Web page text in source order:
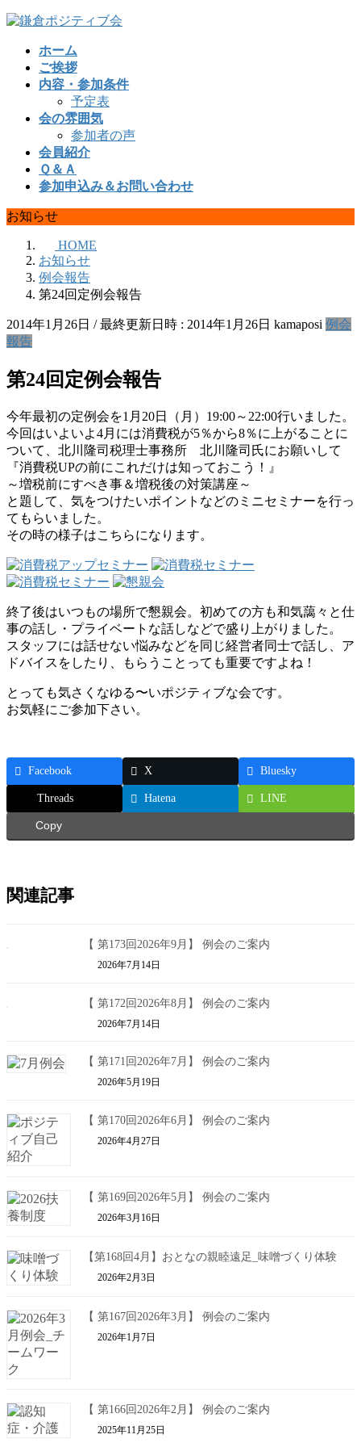
コ
ナ
ホーム
ご挨拶
内容・参加条件
予定表
会の雰囲気
参加者の声
会員紹介
Ｑ＆Ａ
参加申込み＆お問い合わせ
お知らせ
HOME
お知らせ
例会報告
第24回定例会報告
2014年1月26日 / 最終更新日時 : 2014年1月26日 kamaposi 例会
報告
第24回定例会報告
今年最初の定例会を1月20日（月）19:00～22:00行いました。
今回はいよいよ4月には消費税が5％から8％に上がることに
ついて、北川隆司税理士事務所 北川隆司氏にお願いして
『消費税UPの前にこれだけは知っておこう！』
～増税前にすべき事＆増税後の対策講座～
と題して、気をつけたいポイントなどのミニセミナーを行っ
てもらいました。
その時の様子はこちらになります。
終了後はいつもの場所で懇親会。初めての方も和気藹々と仕
事の話し・プライベートな話しなどで盛り上がりました。
スタッフには話せない悩みなどを同じ経営者同士で話し、ア
ドバイスをしたり、もらうことっても重要ですよね！
とっても気さくなゆる〜いポジティブな会です。
お気軽にご参加下さい。
Facebook X Bluesky
Threads Hatena LINE
Copy
関連記事
【 第173回2026年9月】 例会のご案内
2026年7月14日
【 第172回2026年8月】 例会のご案内
2026年7月14日
【 第171回2026年7月】 例会のご案内
2026年5月19日
【 第170回2026年6月】 例会のご案内
2026年4月27日
【 第169回2026年5月】 例会のご案内
2026年3月16日
【第168回4月】おとなの親睦遠足_味噌づくり体験
2026年2月3日
【 第167回2026年3月】 例会のご案内
2026年1月7日
【 第166回2026年2月】 例会のご案内
2025年11月25日